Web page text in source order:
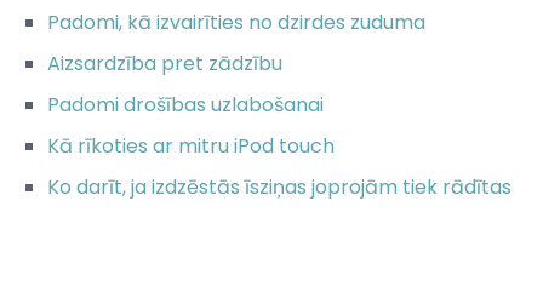
Padomi, kā izvairīties no dzirdes zuduma
Aizsardzība pret zādzību
Padomi drošības uzlabošanai
Kā rīkoties ar mitru iPod touch
Ko darīt, ja izdzēstās īsziņas joprojām tiek rādītas